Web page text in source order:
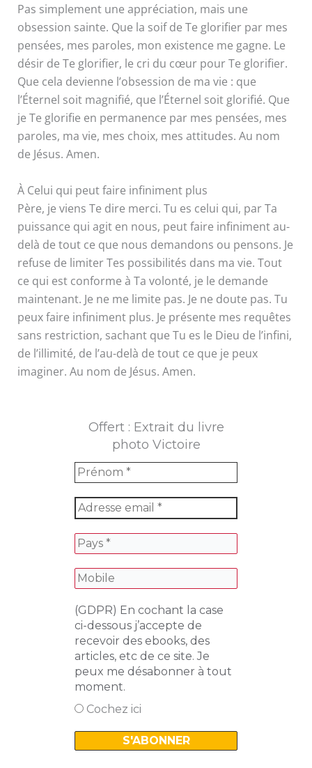
Pas simplement une appréciation, mais une
obsession sainte. Que la soif de Te glorifier par mes
pensées, mes paroles, mon existence me gagne. Le
désir de Te glorifier, le cri du cœur pour Te glorifier.
Que cela devienne l’obsession de ma vie : que
l’Éternel soit magnifié, que l’Éternel soit glorifié. Que
je Te glorifie en permanence par mes pensées, mes
paroles, ma vie, mes choix, mes attitudes. Au nom
de Jésus. Amen.
À Celui qui peut faire infiniment plus
Père, je viens Te dire merci. Tu es celui qui, par Ta
puissance qui agit en nous, peut faire infiniment au-
delà de tout ce que nous demandons ou pensons. Je
refuse de limiter Tes possibilités dans ma vie. Tout
ce qui est conforme à Ta volonté, je le demande
maintenant. Je ne me limite pas. Je ne doute pas. Tu
peux faire infiniment plus. Je présente mes requêtes
sans restriction, sachant que Tu es le Dieu de l’infini,
de l’illimité, de l’au-delà de tout ce que je peux
imaginer. Au nom de Jésus. Amen.
Offert : Extrait du livre
photo Victoire
(GDPR) En cochant la case
ci-dessous j’accepte de
recevoir des ebooks, des
articles, etc de ce site. Je
peux me désabonner à tout
moment.
Cochez ici